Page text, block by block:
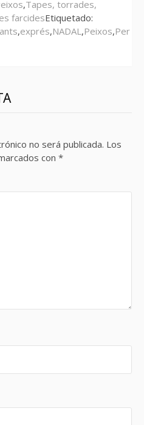
,Tapes, torrades,
farcidesEtiquetado:
,exprés,NADAL,Peixos,Per
no será publicada. Los
con *